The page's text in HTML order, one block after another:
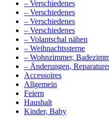
– Verschiedenes
– Verschiedenes
– Verschiedenes
– Verschiedenes
– Volantschal nähen
– Weihnachtssterne
– Wohnzimmer,
– Änderungen,
Accessoires
Allgemein
Feiern
Haushalt
Kinder, Baby